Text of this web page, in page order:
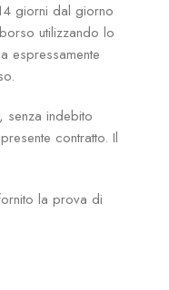
giorni dal giorno
utilizzando lo
espressamente
indebito
contratto. Il
la prova di